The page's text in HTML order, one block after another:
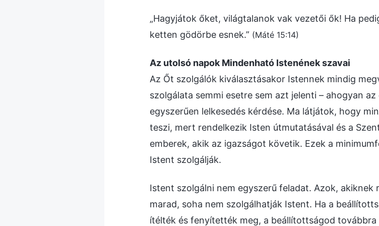
„Hagyjátok őket, világtalanok vak vezetői ők! Ha
ketten gödörbe esnek.” (Máté 15:14)
Az utolsó napok Mindenható Istenének szavai
Az Őt szolgálók kiválasztásakor Istennek mindig
szolgálata semmi esetre sem azt jelenti – ahogyan
egyszerűen lelkesedés kérdése. Ma látjátok, hogy
teszi, mert rendelkezik Isten útmutatásával és a
emberek, akik az igazságot követik. Ezek a
Istent szolgálják.
Istent szolgálni nem egyszerű feladat. Azok,
marad, soha nem szolgálhatják Istent. Ha a
ítélték és fenyítették meg, a beállítottságod továbbra